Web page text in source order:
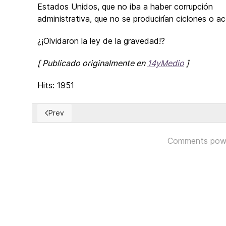
Estados Unidos, que no iba a haber corrupción
administrativa, que no se producirían ciclones o
¿¡Olvidaron la ley de la gravedad!?
[ Publicado originalmente en 14yMedio ]
Hits: 1951
Previous article: The Wisdom of the US Electoral
Prev
Comments